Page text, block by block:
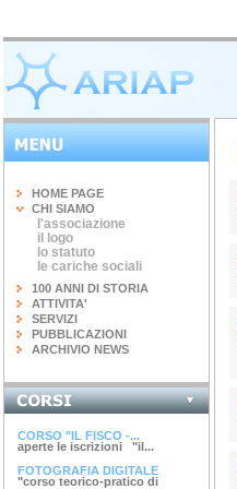
HOME PAGE
CHI SIAMO
l'associazione
il logo
lo statuto
le cariche sociali
100 ANNI DI STORIA
ATTIVITA'
SERVIZI
PUBBLICAZIONI
ARCHIVIO NEWS
INGEGNERIA DEL...
terminato il corso di 20 ore...
CORSO "IL FISCO -...
aperte le iscrizioni "il...
FOTOGRAFIA DIGITALE
"corso teorico-pratico di